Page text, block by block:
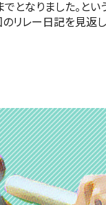
となりました。と
リレー日記を見返